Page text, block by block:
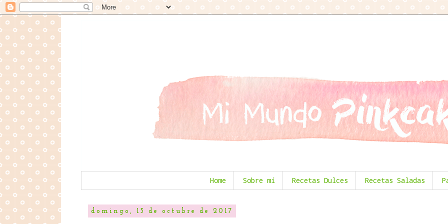
Home Sobre mí Recetas Dulces Recetas Saladas
domingo, 15 de octubre de 2017